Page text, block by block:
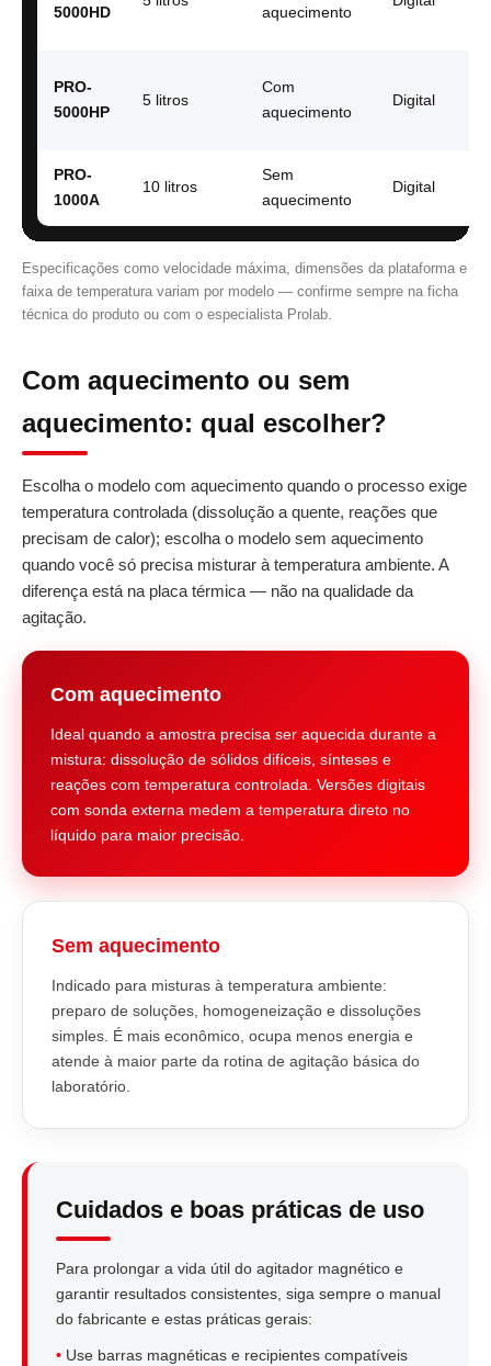
5000HD aquecimento
PRO-
5000HP
5 litros
Com
aquecimento
Digital
PRO-
1000A
10 litros
Sem
aquecimento
Digital
Especificações como velocidade máxima, dimensões da plataforma e
faixa de temperatura variam por modelo — confirme sempre na ficha
técnica do produto ou com o especialista Prolab.
Com aquecimento ou sem
aquecimento: qual escolher?
Escolha o modelo com aquecimento quando o processo exige
temperatura controlada (dissolução a quente, reações que
precisam de calor); escolha o modelo sem aquecimento
quando você só precisa misturar à temperatura ambiente. A
diferença está na placa térmica — não na qualidade da
agitação.
Com aquecimento
Ideal quando a amostra precisa ser aquecida durante a
mistura: dissolução de sólidos difíceis, sínteses e
reações com temperatura controlada. Versões digitais
com sonda externa medem a temperatura direto no
líquido para maior precisão.
Sem aquecimento
Indicado para misturas à temperatura ambiente:
preparo de soluções, homogeneização e dissoluções
simples. É mais econômico, ocupa menos energia e
atende à maior parte da rotina de agitação básica do
laboratório.
Cuidados e boas práticas de uso
Para prolongar a vida útil do agitador magnético e
garantir resultados consistentes, siga sempre o manual
do fabricante e estas práticas gerais:
• Use barras magnéticas e recipientes compatíveis